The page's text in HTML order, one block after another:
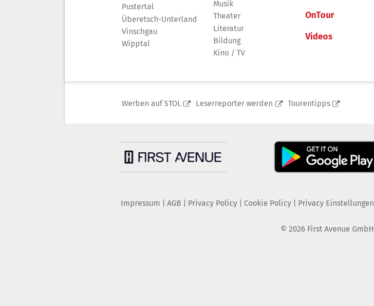
Pustertal
Überetsch-Unterland
Vinschgau
Wipptal
Musik
Theater
Literatur
Bildung
Kino / TV
OnTour
Videos
Werben auf STOL Leserreporter werden Tourentipps
Impressum AGB Privacy Policy| Cookie Policy| Privacy Einstellungen
© 2026 First Avenue GmbH